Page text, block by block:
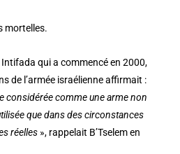
mortelles.
qui a commencé en 2000,
de l’armée israélienne affirmait :
considérée comme une arme non
que dans des circonstances
réelles », rappelait B’Tselem en